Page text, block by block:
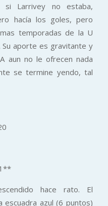
si Larrivey no estaba,
hacía los goles, pero
temporadas de la U
aporte es gravitante y
aun no le ofrecen nada
se termine yendo, tal
hace rato. El
escuadra azul (6 puntos)